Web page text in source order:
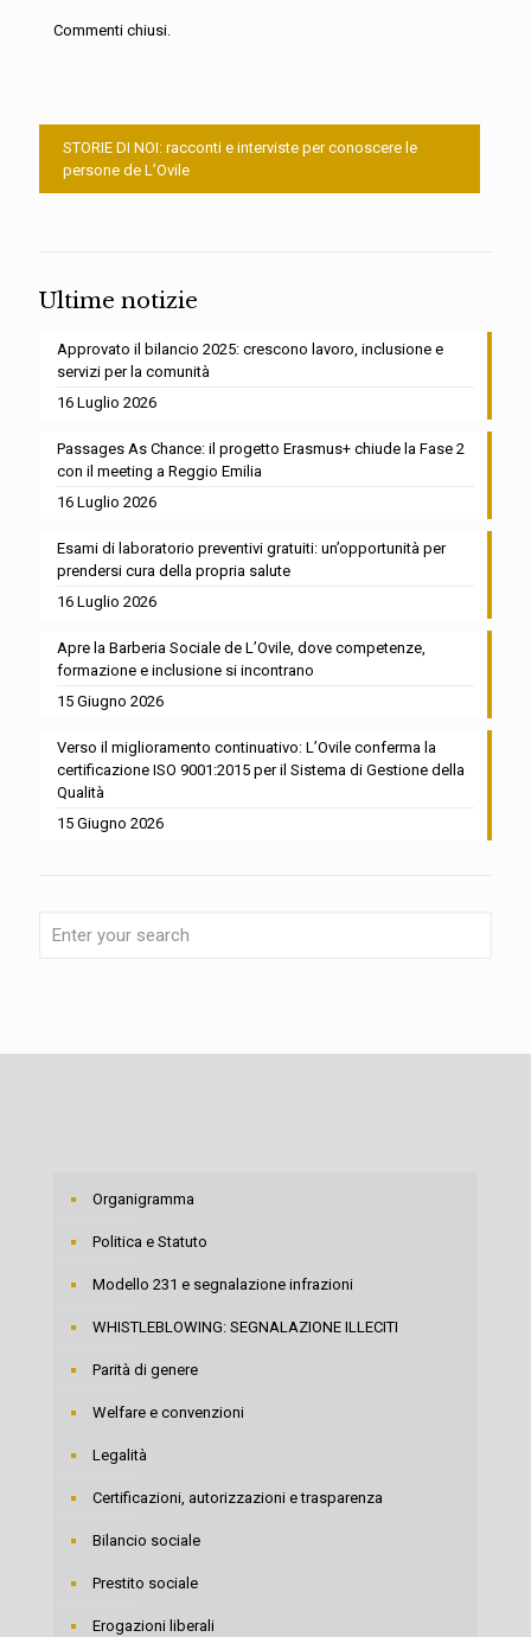
Commenti chiusi.
STORIE DI NOI: racconti e interviste per conoscere le
persone de L’Ovile
Ultime notizie
Approvato il bilancio 2025: crescono lavoro, inclusione e
servizi per la comunità
16 Luglio 2026
Passages As Chance: il progetto Erasmus+ chiude la Fase 2
con il meeting a Reggio Emilia
16 Luglio 2026
Esami di laboratorio preventivi gratuiti: un’opportunità per
prendersi cura della propria salute
16 Luglio 2026
Apre la Barberia Sociale de L’Ovile, dove competenze,
formazione e inclusione si incontrano
15 Giugno 2026
Verso il miglioramento continuativo: L’Ovile conferma la
certificazione ISO 9001:2015 per il Sistema di Gestione della
Qualità
15 Giugno 2026
Organigramma
Politica e Statuto
Modello 231 e segnalazione infrazioni
WHISTLEBLOWING: SEGNALAZIONE ILLECITI
Parità di genere
Welfare e convenzioni
Legalità
Certificazioni, autorizzazioni e trasparenza
Bilancio sociale
Prestito sociale
Erogazioni liberali